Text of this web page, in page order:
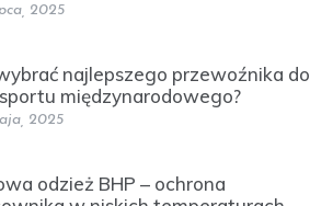
2025
najlepszego przewoźnika do
międzynarodowego?
2025
odzież BHP – ochrona